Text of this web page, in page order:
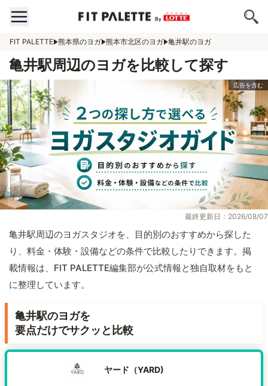
FIT PALETTE 熊本県のヨガ 熊本市北区のヨガ 亀井駅のヨガ
亀井駅周辺のヨガを比較して探す
最終更新日：2026/08/07
亀井駅周辺のヨガスタジオを、目的別のおすすめから探した
り、料金・体験・設備などの条件で比較したりできます。掲
載情報は、FIT PALETTE編集部が公式情報と独自取材をもと
に整理しています。
亀井駅のヨガを
要点だけでサクッと比較
ヤード（YARD)